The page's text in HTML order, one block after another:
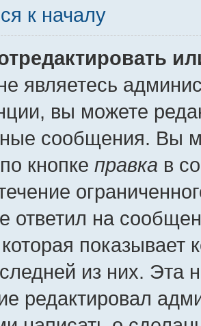
к началу
являетесь
вы можете
сообщения. Вы
кнопке правка в
ответил на
показывает
из них. Эта
редактировал